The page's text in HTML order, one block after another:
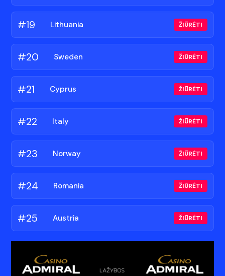
#19 Lithuania ŽIŪRĖTI
#20 Sweden ŽIŪRĖTI
#21 Cyprus ŽIŪRĖTI
#22 Italy ŽIŪRĖTI
#23 Norway ŽIŪRĖTI
#24 Romania ŽIŪRĖTI
#25 🇦🇹Austria ŽIŪRĖTI